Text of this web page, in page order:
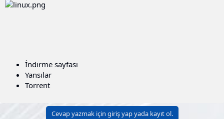
İndirme sayfası
Yansılar
Torrent
Cevap yazmak için giriş yap yada kayıt ol.